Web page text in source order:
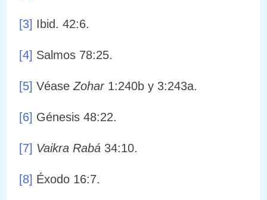
[3] Ibid. 42:6.
[4] Salmos 78:25.
[5] Véase Zohar1:240b y 3:243a.
[6] Génesis 48:22.
[7] Vaikra Rabá 34:10.
[8] Éxodo 16:7.